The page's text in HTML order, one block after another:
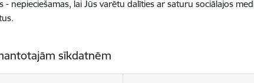
nepieciešamas, lai Jūs varētu dalīties ar saturu sociālajos
sīkdatnēm